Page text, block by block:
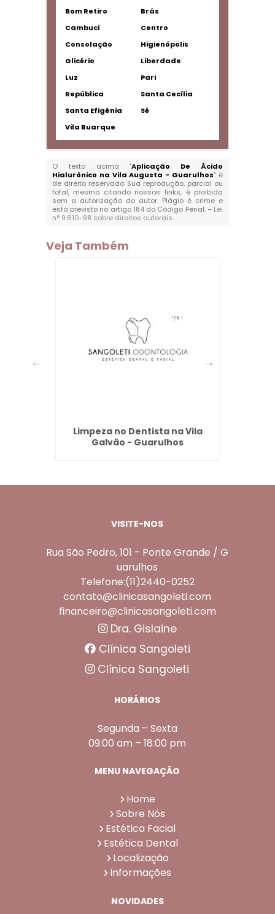
Bom Retiro
Brás
Cambuci
Centro
Consolação
Higienópolis
Glicério
Liberdade
Luz
Pari
República
Santa Cecília
Santa Efigênia
Sé
Vila Buarque
O texto acima "Aplicação De Ácido
Hialurônico na Vila Augusta - Guarulhos" é
de direito reservado. Sua reprodução, parcial ou
total, mesmo citando nossos links, é proibida
sem a autorização do autor. Plágio é crime e
está previsto no artigo 184 do Código Penal. – Lei
n° 9.610-98 sobre direitos autorais.
Veja Também
Limpeza no Dentista na Vila
Galvão - Guarulhos
VISITE-NOS
Rua São Pedro, 101 - Ponte Grande / G
uarulhos
Telefone:(11)2440-0252
contato@clinicasangoleti.com
financeiro@clinicasangoleti.com
Dra. Gislaine
Clínica Sangoleti
Clínica Sangoleti
HORÁRIOS
Segunda – Sexta
09:00 am – 18:00 pm
MENU NAVEGAÇÃO
Home
Sobre Nós
Estética Facial
Estética Dental
Localização
Informações
NOVIDADES